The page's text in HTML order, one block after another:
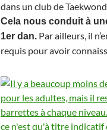
dans un club de
Cela nous conduit à
1er dan. Par ailleurs, il
requis pour avoir